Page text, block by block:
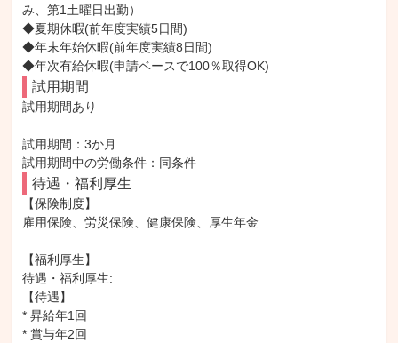
み、第1土曜日出勤）
◆夏期休暇(前年度実績5日間)
◆年末年始休暇(前年度実績8日間)
◆年次有給休暇(申請ベースで100％取得OK)
試用期間
試用期間あり
試用期間：3か月
試用期間中の労働条件：同条件
待遇・福利厚生
【保険制度】
雇用保険、労災保険、健康保険、厚生年金
【福利厚生】
待遇・福利厚生:
【待遇】
* 昇給年1回
* 賞与年2回